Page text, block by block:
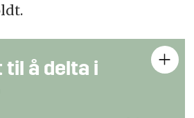
til å delta i